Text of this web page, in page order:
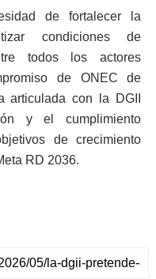
de fortalecer la
condiciones de
todos los actores
de ONEC de
articulada con la DGII
y el cumplimiento
de crecimiento
RD 2036.